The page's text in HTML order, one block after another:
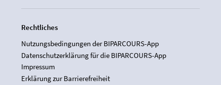
Rechtliches
Nutzungsbedingungen der BIPARCOURS-App
Datenschutzerklärung für die BIPARCOURS-App
Impressum
Erklärung zur Barrierefreiheit